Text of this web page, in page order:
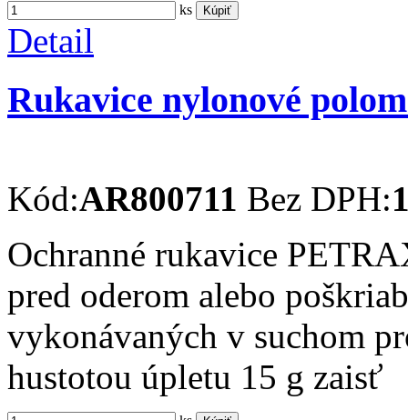
ks Kúpiť
Detail
Rukavice nylonové
Kód:AR800711 Bez DPH:
Ochranné rukavice
pred oderom alebo
vykonávaných v suchom
hustotou úpletu 15 g zaisť